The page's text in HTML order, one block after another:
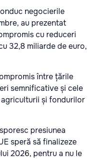
negocierile
au prezentat
cu reduceri
32,8 miliarde de euro,
între țările
semnificative și cele
și fondurilor
presiunea
speră să finalizeze
2026, pentru a nu le